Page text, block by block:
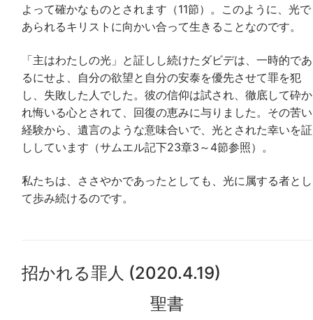
よって確かなものとされます（11節）。このように、光で
あられるキリストに向かい合って生きることなのです。
「主はわたしの光」と証しし続けたダビデは、一時的であ
るにせよ、自分の欲望と自分の安泰を優先させて罪を犯
し、失敗した人でした。彼の信仰は試され、徹底して砕か
れ悔いる心とされて、回復の恵みに与りました。その苦い
経験から、遺言のような意味合いで、光とされた幸いを証
ししています（サムエル記下23章3～4節参照）。
私たちは、ささやかであったとしても、光に属する者とし
て歩み続けるのです。
招かれる罪人 (2020.4.19)
聖書